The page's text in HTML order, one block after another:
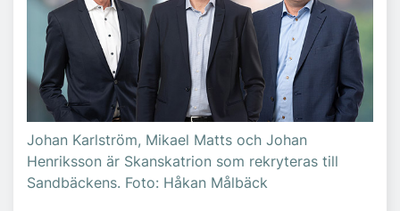
Johan Karlström, Mikael Matts och Johan
Henriksson är Skanskatrion som rekryteras till
Sandbäckens. Foto: Håkan Målbäck